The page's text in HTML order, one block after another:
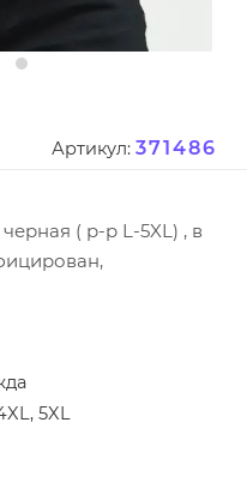
Артикул: 371486
( р-р L-5XL) , в
5XL